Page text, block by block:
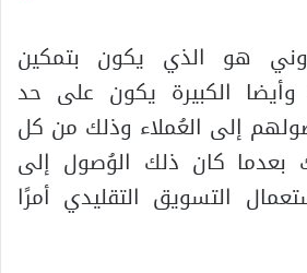
هو الذي يكون بتمكين
وأيضا الكبيرة يكون على حد
إلى العُملاء وذلك من كل
بعدما كان ذلك الوُصول إلى
التسويق التقليدي أمرًا